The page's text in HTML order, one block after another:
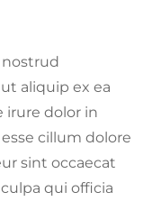
aliquip ex ea
irure dolor in
cillum dolore
sint occaecat
qui officia